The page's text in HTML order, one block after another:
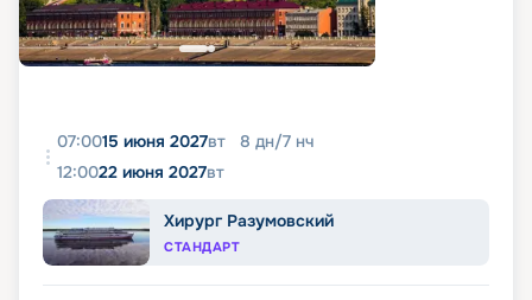
07:0015 июня 2027вт 8 дн/7 нч
12:0022 июня 2027вт
Хирург Разумовский
СТАНДАРТ